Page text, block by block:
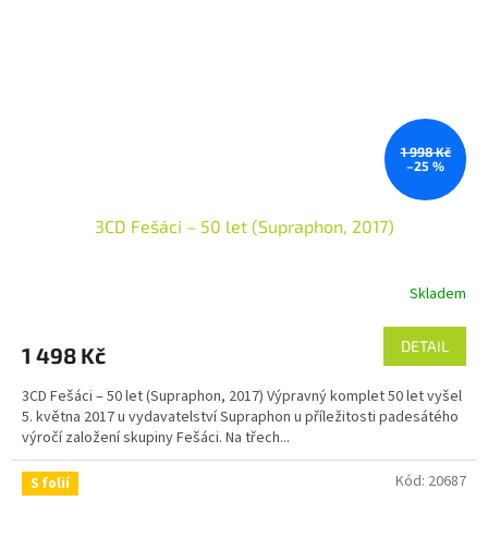
1 998 Kč
–25 %
3CD Fešáci – 50 let (Supraphon, 2017)
Skladem
1 498 Kč DETAIL
3CD Fešáci – 50 let (Supraphon, 2017) Výpravný komplet 50 let vyšel
5. května 2017 u vydavatelství Supraphon u příležitosti padesátého
výročí založení skupiny Fešáci. Na třech...
S folií Kód: 20687